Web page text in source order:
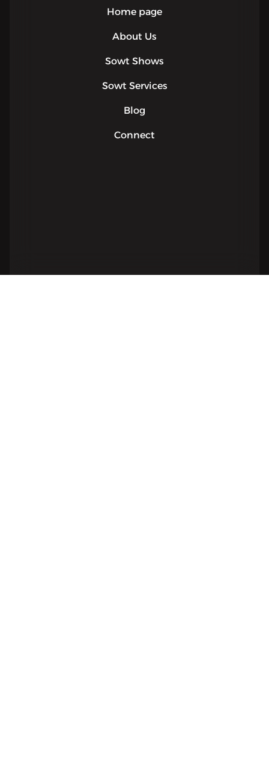
Home page
About Us
Sowt Shows
Sowt Services
Blog
Connect